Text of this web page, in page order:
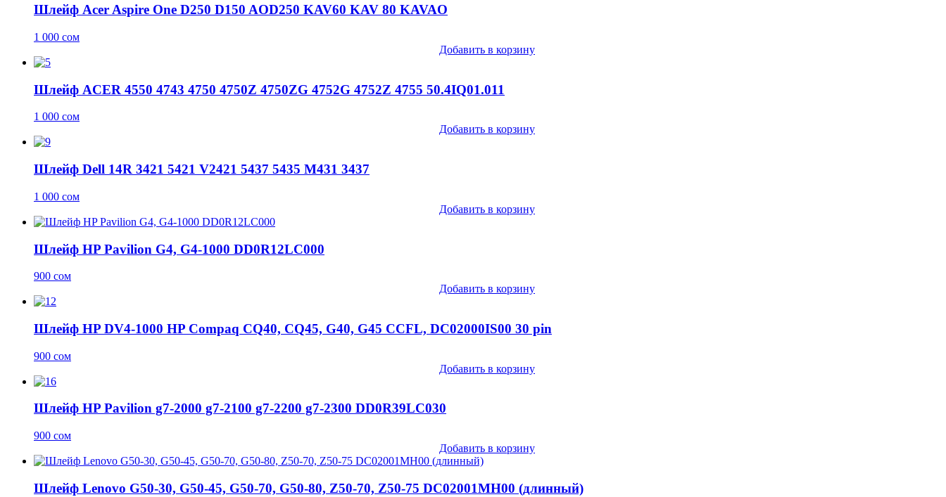
Шлейф Acer Aspire One D250 D150 AOD250 KAV60 KAV 80 KAVAO
1 000 сом
Добавить в корзину
Шлейф ACER 4550 4743 4750 4750Z 4750ZG 4752G 4752Z 4755 50.4IQ01.011
1 000 сом
Добавить в корзину
Шлейф Dell 14R 3421 5421 V2421 5437 5435 M431 3437
1 000 сом
Добавить в корзину
Шлейф HP Pavilion G4, G4-1000 DD0R12LC000
900 сом
Добавить в корзину
Шлейф HP DV4-1000 HP Compaq CQ40, CQ45, G40, G45 CCFL, DC02000IS00 30 pin
900 сом
Добавить в корзину
Шлейф HP Pavilion g7-2000 g7-2100 g7-2200 g7-2300 DD0R39LC030
900 сом
Добавить в корзину
Шлейф Lenovo G50-30, G50-45, G50-70, G50-80, Z50-70, Z50-75 DC02001MH00 (длинный)